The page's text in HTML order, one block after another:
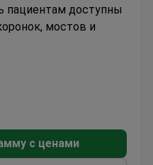
пациентам доступны
мостов и
около 8 000
с ценами